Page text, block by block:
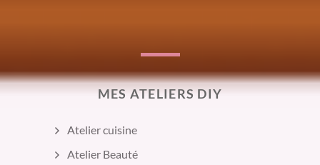
MES ATELIERS DIY
Atelier cuisine
Atelier Beauté